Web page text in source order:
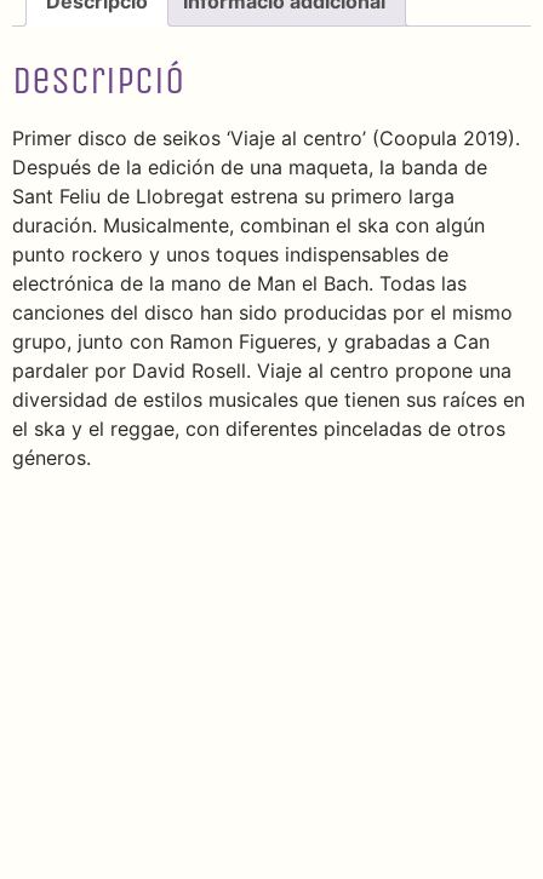
Descripció
Primer disco de seikos ‘Viaje al centro’ (Coopula 2019).
Después de la edición de una maqueta, la banda de
Sant Feliu de Llobregat estrena su primero larga
duración. Musicalmente, combinan el ska con algún
punto rockero y unos toques indispensables de
electrónica de la mano de Man el Bach. Todas las
canciones del disco han sido producidas por el mismo
grupo, junto con Ramon Figueres, y grabadas a Can
pardaler por David Rosell. Viaje al centro propone una
diversidad de estilos musicales que tienen sus raíces en
el ska y el reggae, con diferentes pinceladas de otros
géneros.